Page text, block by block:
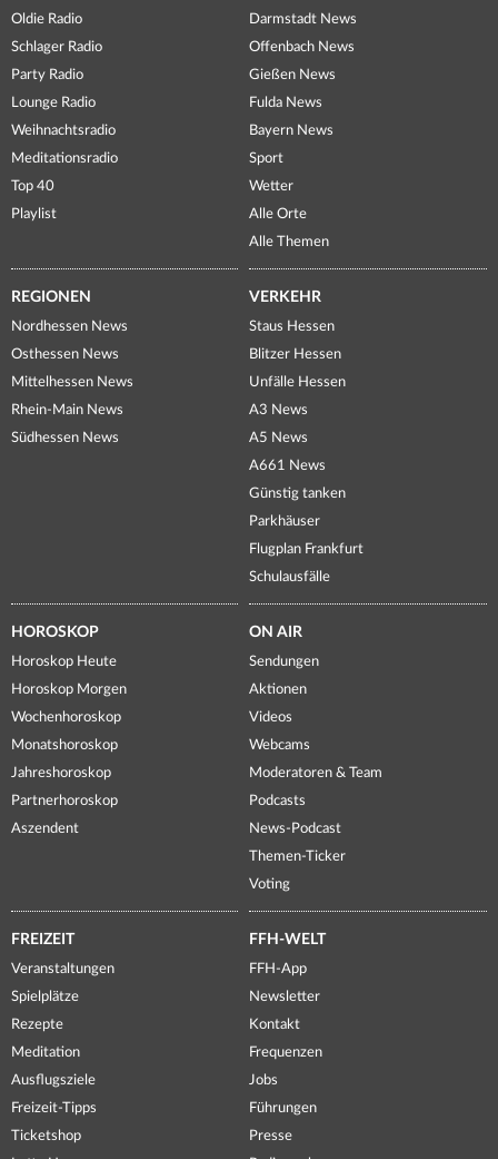
Oldie Radio
Schlager Radio
Party Radio
Lounge Radio
Weihnachtsradio
Meditationsradio
Top 40
Playlist
Darmstadt News
Offenbach News
Gießen News
Fulda News
Bayern News
Sport
Wetter
Alle Orte
Alle Themen
REGIONEN
Nordhessen News
Osthessen News
Mittelhessen News
Rhein-Main News
Südhessen News
VERKEHR
Staus Hessen
Blitzer Hessen
Unfälle Hessen
A3 News
A5 News
A661 News
Günstig tanken
Parkhäuser
Flugplan Frankfurt
Schulausfälle
HOROSKOP
Horoskop Heute
Horoskop Morgen
Wochenhoroskop
Monatshoroskop
Jahreshoroskop
Partnerhoroskop
Aszendent
ON AIR
Sendungen
Aktionen
Videos
Webcams
Moderatoren & Team
Podcasts
News-Podcast
Themen-Ticker
Voting
FREIZEIT
Veranstaltungen
Spielplätze
Rezepte
Meditation
Ausflugsziele
Freizeit-Tipps
Ticketshop
FFH-WELT
FFH-App
Newsletter
Kontakt
Frequenzen
Jobs
Führungen
Presse